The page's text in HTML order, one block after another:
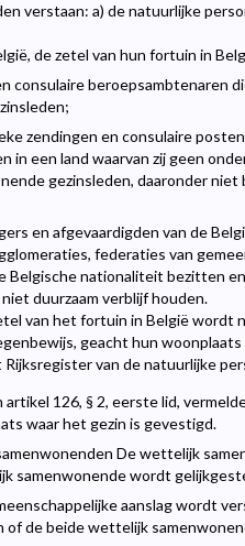
verstaan: a) de natuurlijke
de zetel van hun fortuin in
consulaire beroepsambtenaren
zendingen en consulaire
een land waarvan zij geen
gezinsleden, daaronder
en afgevaardigden van de
federaties van
Belgische nationaliteit bezitten
duurzaam verblijf houden.
van het fortuin in België wordt
geacht hun
van de natuurlijke
126, § 2, eerste lid,
waar het gezin is gevestigd.
De wettelijk
samenwonende wordt
aanslag wordt
of de beide wettelijk